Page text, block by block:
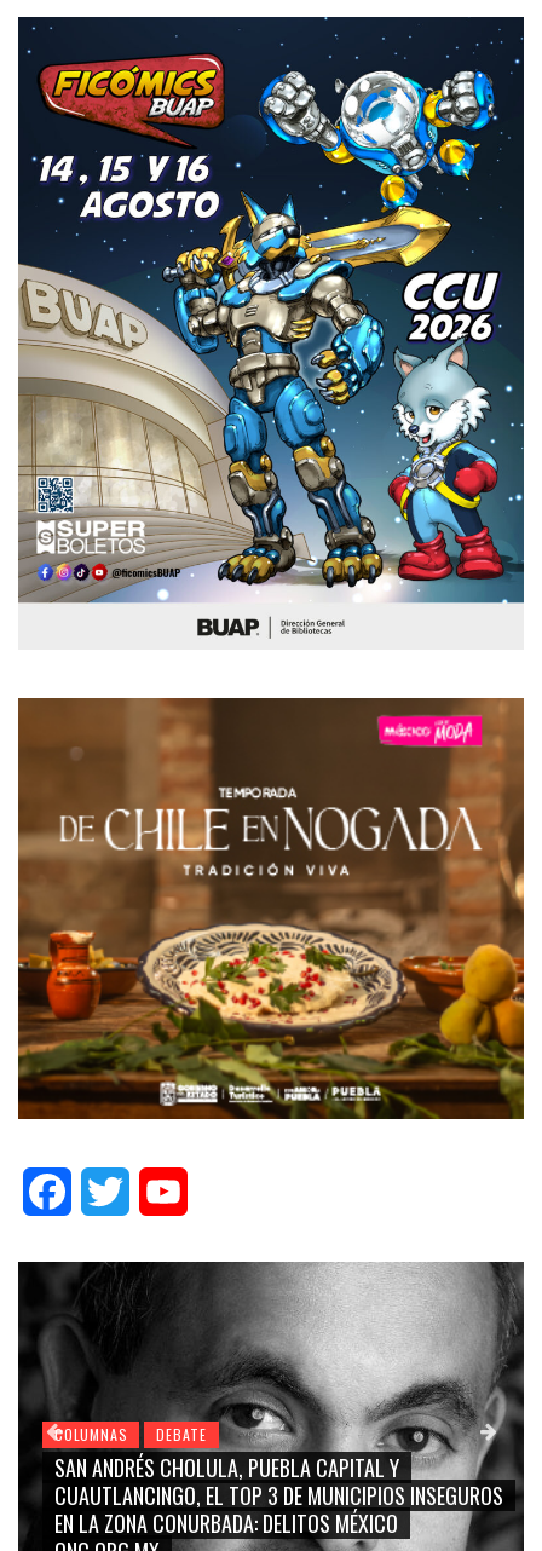
FacebookTwitter
DEBATE
ANDRÉS CHOLULA, PUEBLA CAPITAL Y
EL TOP 3 DE MUNICIPIOS INSEGUROS
ZONA CONURBADA: DELITOS MÉXICO